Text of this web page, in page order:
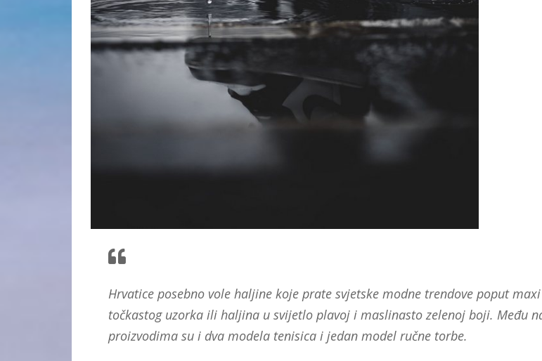
Hrvatice posebno vole haljine koje prate svjetske modne trendove poput
točkastog uzorka ili haljina u svijetlo plavoj i maslinasto zelenoj boji. Među
proizvodima su i dva modela tenisica i jedan model ručne torbe.